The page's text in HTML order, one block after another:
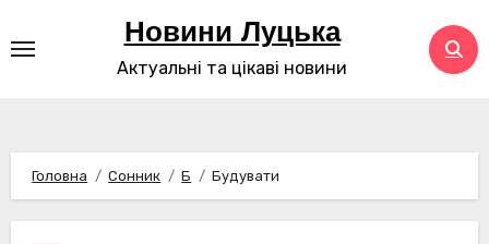
до
Новини Луцька
Актуальні та цікаві новини
Головна Сонник Б Будувати